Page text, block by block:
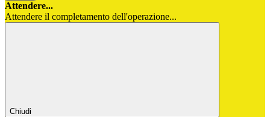
Attendere...
Attendere il completamento dell'operazione...
Chiudi